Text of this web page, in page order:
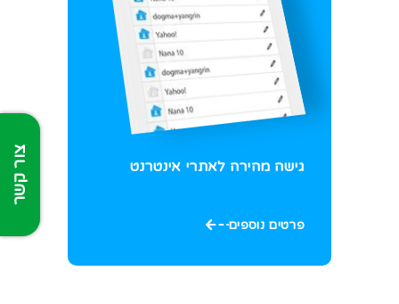
גישה מהירה לאתרי אינטרנט
פרטים נוספים
צור קשר